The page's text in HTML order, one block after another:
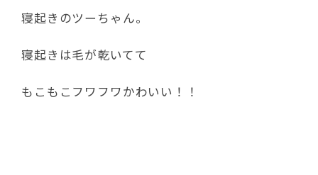
寝起きのツーちゃん。
寝起きは毛が乾いてて
もこもこフワフワかわいい！！